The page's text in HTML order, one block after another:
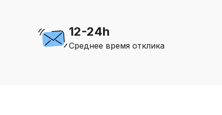
12-24h
Среднее время отклика